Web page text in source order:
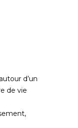
d’un
de vie